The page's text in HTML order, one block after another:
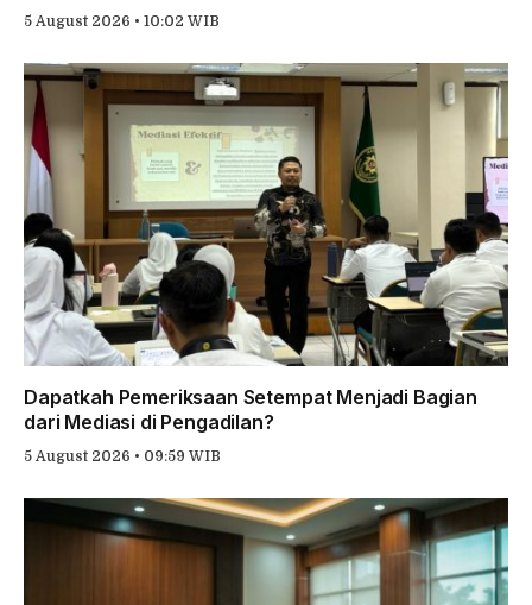
5 August 2026 • 10:02 WIB
Dapatkah Pemeriksaan Setempat Menjadi Bagian
dari Mediasi di Pengadilan?
5 August 2026 • 09:59 WIB